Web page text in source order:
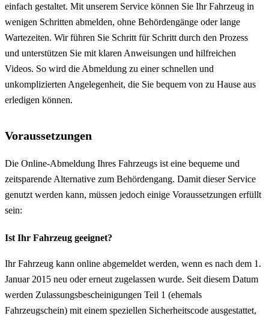
einfach gestaltet. Mit unserem Service können Sie Ihr Fahrzeug in
wenigen Schritten abmelden, ohne Behördengänge oder lange
Wartezeiten. Wir führen Sie Schritt für Schritt durch den Prozess
und unterstützen Sie mit klaren Anweisungen und hilfreichen
Videos. So wird die Abmeldung zu einer schnellen und
unkomplizierten Angelegenheit, die Sie bequem von zu Hause aus
erledigen können.
Voraussetzungen
Die Online-Abmeldung Ihres Fahrzeugs ist eine bequeme und
zeitsparende Alternative zum Behördengang. Damit dieser Service
genutzt werden kann, müssen jedoch einige Voraussetzungen erfüllt
sein:
Ist Ihr Fahrzeug geeignet?
Ihr Fahrzeug kann online abgemeldet werden, wenn es nach dem 1.
Januar 2015 neu oder erneut zugelassen wurde. Seit diesem Datum
werden Zulassungsbescheinigungen Teil 1 (ehemals
Fahrzeugschein) mit einem speziellen Sicherheitscode ausgestattet,